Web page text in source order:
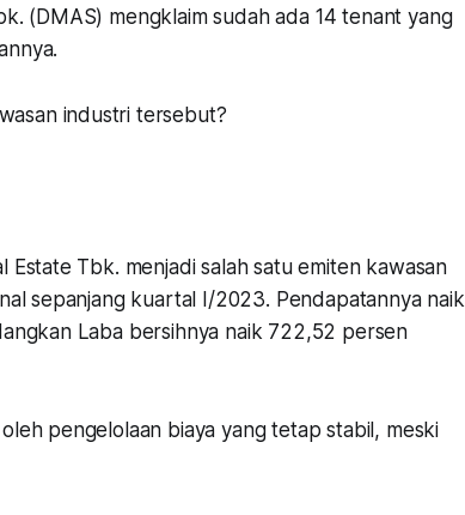
(DMAS) mengklaim sudah ada 14 tenant yang
industri tersebut?
Estate Tbk. menjadi salah satu emiten kawasan
sepanjang kuartal I/2023. Pendapatannya naik
Laba bersihnya naik 722,52 persen
pengelolaan biaya yang tetap stabil, meski